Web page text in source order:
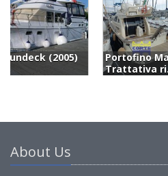
Portofino Marine 47 Fly (2002)
Trattativa riservata
145.000
About Us